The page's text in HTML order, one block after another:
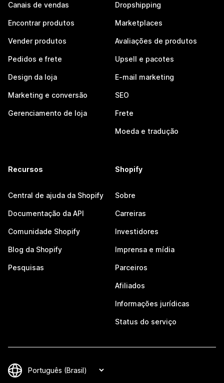
Canais de vendas
Encontrar produtos
Vender produtos
Pedidos e frete
Design da loja
Marketing e conversão
Gerenciamento de loja
Dropshipping
Marketplaces
Avaliações de produtos
Upsell e pacotes
E-mail marketing
SEO
Frete
Moeda e tradução
Recursos
Central de ajuda da Shopify
Documentação da API
Comunidade Shopify
Blog da Shopify
Pesquisas
Shopify
Sobre
Carreiras
Investidores
Imprensa e mídia
Parceiros
Afiliados
Informações jurídicas
Status do serviço